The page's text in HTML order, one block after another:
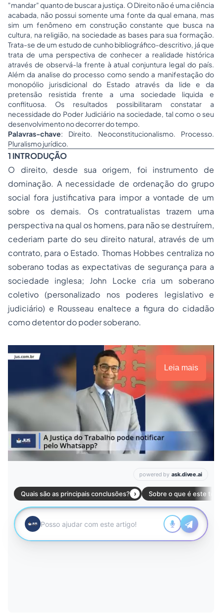
"mandar" quanto de buscar a justiça. O Direito não é uma ciência
acabada, não possui somente uma fonte da qual emana, mas
sim um fenômeno em construção constante que busca na
cultura, na religião, na sociedade as bases para sua formação.
Trata-se de um estudo de cunho bibliográfico-descritivo, já que
trata de uma perspectiva de conhecer a realidade histórica
através de observá-la frente à atual conjuntura legal do país.
Além da analise do processo como sendo a manifestação do
monopólio jurisdicional do Estado através da lide e da
pretensão resistida frente a uma sociedade liquida e
conflituosa. Os resultados possibilitaram constatar a
necessidade do Poder Judiciário na sociedade, tal como o seu
desenvolvimento no decorrer do tempo.
Palavras-chave: Direito. Neoconstitucionalismo. Processo.
Pluralismo jurídico.
1 INTRODUÇÃO
O direito, desde sua origem, foi instrumento de
dominação. A necessidade de ordenação do grupo
social fora justificativa para impor a vontade de um
sobre os demais. Os contratualistas trazem uma
perspectiva na qual os homens, para não se destruírem,
cederiam parte do seu direito natural, através de um
contrato, para o Estado. Thomas Hobbes centraliza no
soberano todas as expectativas de segurança para a
sociedade inglesa; John Locke cria um soberano
coletivo (personalizado nos poderes legislativo e
judiciário) e Rousseau enaltece a figura do cidadão
como detentor do poder soberano.
Leia mais